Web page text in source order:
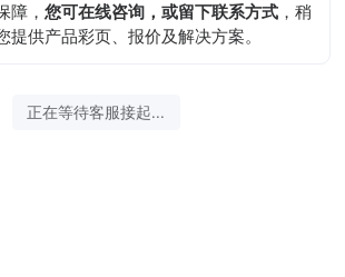
障，您可在线咨询，或留下联系方式 ，稍
提供产品彩页、报价及解决方案。
正在等待客服接起...